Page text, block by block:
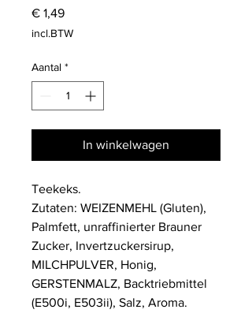
€ 1,49Prijs
incl.BTW
Aantal *
In winkelwagen
Teekeks.
Zutaten: WEIZENMEHL (Gluten),
Palmfett, unraffinierter Brauner
Zucker, Invertzuckersirup,
MILCHPULVER, Honig,
GERSTENMALZ, Backtriebmittel
(E500i, E503ii), Salz, Aroma.